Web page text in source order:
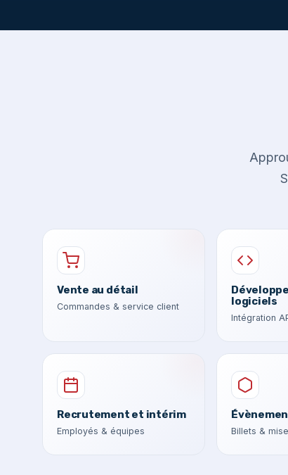
Vente au détail
Commandes & service client
logiciels
Intégration
Recrutement et intérim
Employés & équipes Billets &